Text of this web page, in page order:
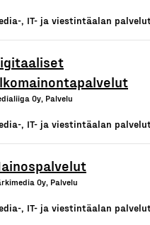
, IT- ja viestintäalan palvelut
Oy, Palvelu
, IT- ja viestintäalan palvelut
Oy, Palvelu
, IT- ja viestintäalan palvelut